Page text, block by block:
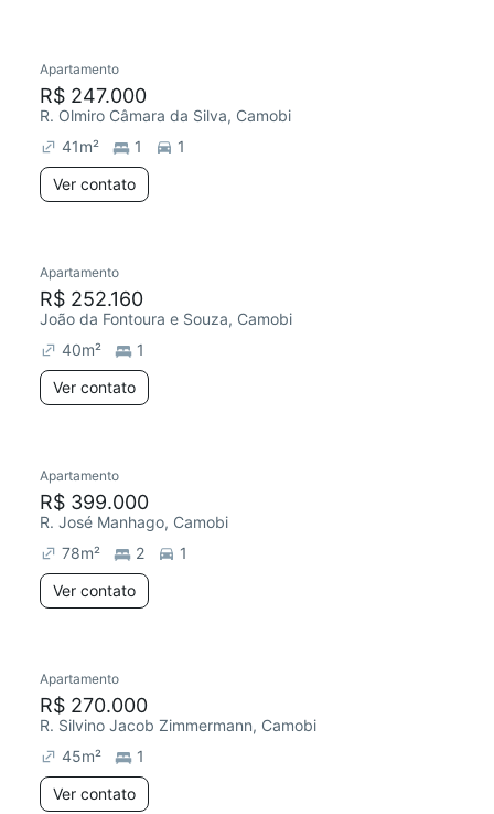
Chegou este mês
Apartamento
R$ 247.000
R. Olmiro Câmara da Silva, Camobi
41m² 1
1
Ver contato
Chegou este mês
Apartamento
R$ 252.160
João da Fontoura e Souza, Camobi
40m²
1
Ver contato
Chegou este mês
Apartamento
R$ 399.000
R. José Manhago, Camobi
78m² 2
1
Ver contato
Redecorar
Apartamento
R$ 270.000
R. Silvino Jacob Zimmermann, Camobi
45m²
1
Ver contato